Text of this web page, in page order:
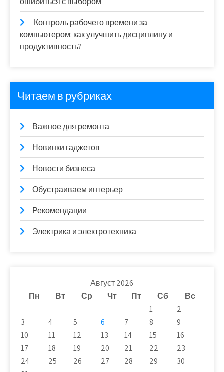
Контроль рабочего времени за
компьютером: как улучшить дисциплину и
продуктивность?
Читаем в рубриках
Важное для ремонта
Новинки гаджетов
Новости бизнеса
Обустраиваем интерьер
Рекомендации
Электрика и электротехника
Август 2026
Пн
Вт Ср Чт Пт Сб
Вс
1
2
3
4 5 6 7 8
9
10
11 12 13 14 15
16
17
18 19 20 21 22
23
24
25 26 27 28 29
30